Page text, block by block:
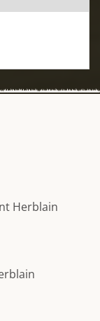
Herblain